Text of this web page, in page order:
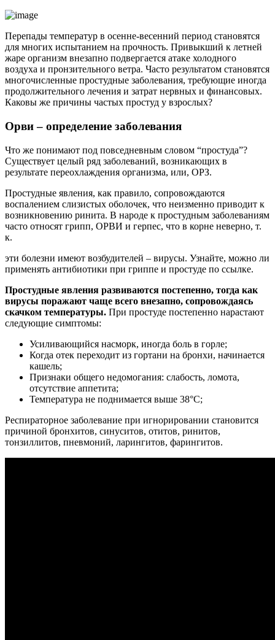
Перепады температур в осенне-весенний период становятся
для многих испытанием на прочность. Привыкший к летней
жаре организм внезапно подвергается атаке холодного
воздуха и пронзительного ветра. Часто результатом становятся
многочисленные простудные заболевания, требующие иногда
продолжительного лечения и затрат нервных и финансовых.
Каковы же причины частых простуд у взрослых?
Орви – определение заболевания
Что же понимают под повседневным словом “простуда”?
Существует целый ряд заболеваний, возникающих в
результате переохлаждения организма, или, ОРЗ.
Простудные явления, как правило, сопровождаются
воспалением слизистых оболочек, что неизменно приводит к
возникновению ринита. В народе к простудным заболеваниям
часто относят грипп, ОРВИ и герпес, что в корне неверно, т.
к.
эти болезни имеют возбудителей – вирусы. Узнайте, можно ли
применять антибиотики при гриппе и простуде по ссылке.
Простудные явления развиваются постепенно, тогда как
вирусы поражают чаще всего внезапно, сопровождаясь
скачком температуры. При простуде постепенно нарастают
следующие симптомы:
Усиливающийся насморк, иногда боль в горле;
Когда отек переходит из гортани на бронхи, начинается
кашель;
Признаки общего недомогания: слабость, ломота,
отсутствие аппетита;
Температура не поднимается выше 38°С;
Респираторное заболевание при игнорировании становится
причиной бронхитов, синуситов, отитов, ринитов,
тонзиллитов, пневмоний, ларингитов, фарингитов.